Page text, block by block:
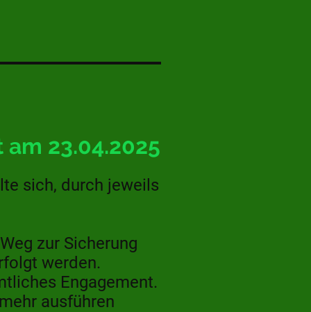
23.04.2025
sich, durch jeweils
zur Sicherung
werden.
Engagement.
ausführen